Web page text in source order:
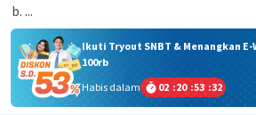
...
Ikuti Tryout SNBT & Menangkan
100rb
Habis dalam
02 :20 :53 :32